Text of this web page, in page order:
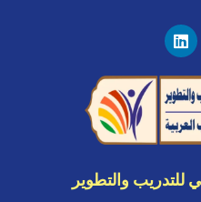
L
i
n
k
e
d
i
n
للتدريب والتطوير